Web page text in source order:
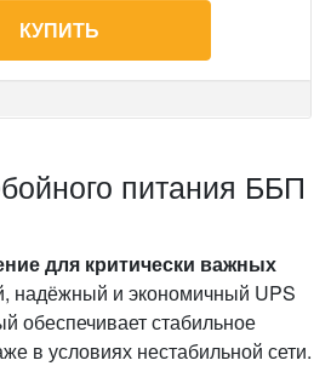
КУПИТЬ
питания ББП
для критически важных
надёжный и экономичный UPS
обеспечивает стабильное
в условиях нестабильной сети.